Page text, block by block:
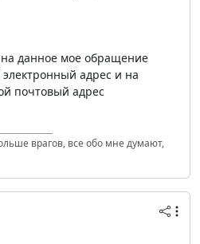
данное мое обращение
адрес и на
почтовый адрес
врагов, все обо мне думают,